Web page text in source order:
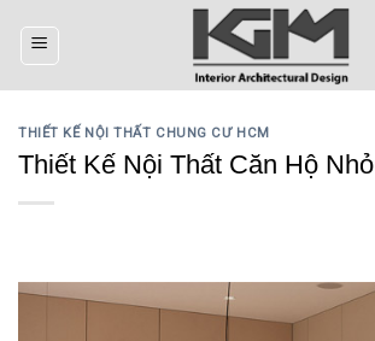
THIẾT KẾ NỘI THẤT CHUNG CƯ HCM
Thiết Kế Nội Thất Căn Hộ Nhỏ